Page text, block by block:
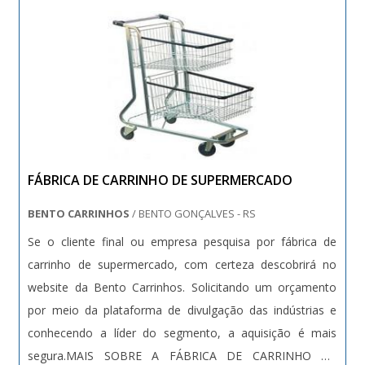
FÁBRICA DE CARRINHO DE SUPERMERCADO
BENTO CARRINHOS / BENTO GONÇALVES - RS
Se o cliente final ou empresa pesquisa por fábrica de
carrinho de supermercado, com certeza descobrirá no
website da Bento Carrinhos. Solicitando um orçamento
por meio da plataforma de divulgação das indústrias e
conhecendo a líder do segmento, a aquisição é mais
segura.MAIS SOBRE A FÁBRICA DE CARRINHO DE